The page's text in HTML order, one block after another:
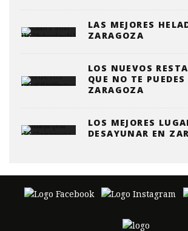
LAS MEJORES
ZARAGOZA
LOS NUEVOS
QUE NO TE PUEDES
ZARAGOZA
LOS MEJORES
DESAYUNAR EN